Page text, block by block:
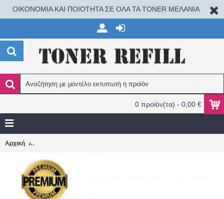
ΟΙΚΟΝΟΜΙΑ ΚΑΙ ΠΟΙΟΤΗΤΑ ΣΕ ΟΛΑ ΤΑ TONER ΜΕΛΑΝΙΑ
0 προϊόν(τα) - 0,00 €
Αρχική